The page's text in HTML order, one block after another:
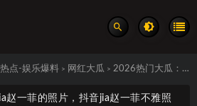
点-娱乐爆料 > 网红大瓜 > 2026热门大瓜：抖音jia赵一菲的照片，抖音jia赵一菲不雅照片流出是真的吗 真实事件汇总
赵一菲的照片，抖音jia赵一菲不雅照